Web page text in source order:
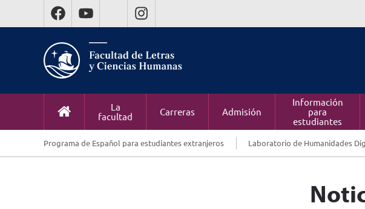
La
facultad
Carreras Admisión
Información
para
estudiantes
Programa de Español para estudiantes extranjeros Laboratorio de Humanidades